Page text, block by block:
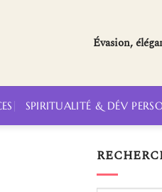
Évasion,
SPIRITUALITÉ & DÉV